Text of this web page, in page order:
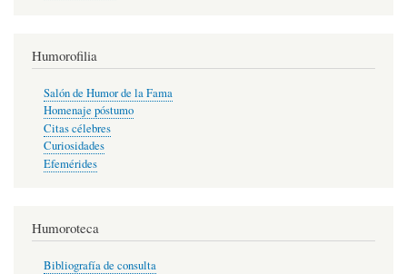
Humorofilia
Salón de Humor de la Fama
Homenaje póstumo
Citas célebres
Curiosidades
Efemérides
Humoroteca
Bibliografía de consulta